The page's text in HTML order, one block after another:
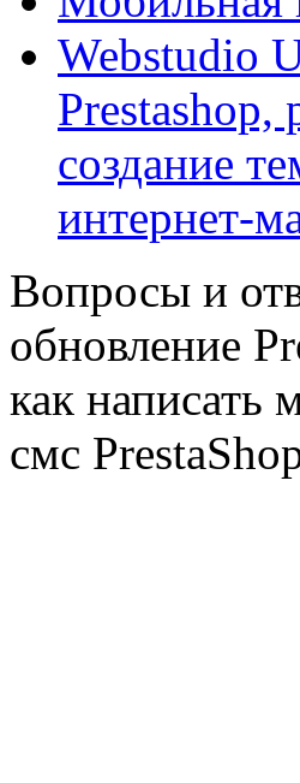
Webstudio
Prestashop,
создание
интернет-
Вопросы и
обновление
как написать
смс